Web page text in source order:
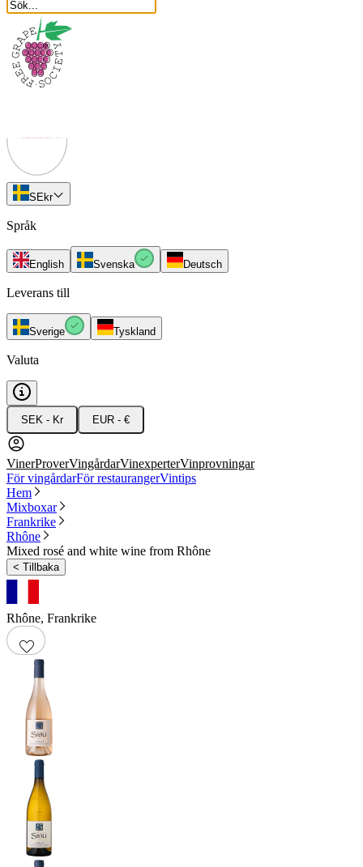
SEkr
Språk
English Svenska Deutsch
Leverans till
Sverige Tyskland
Valuta
SEK - Kr EUR - €
VinerProverVingårdarVinexperterVinprovningar
För vingårdarFör restaurangerVintips
Hem
Mixboxar
Frankrike
Rhône
Mixed rosé and white wine from Rhône
< Tillbaka
Rhône, Frankrike